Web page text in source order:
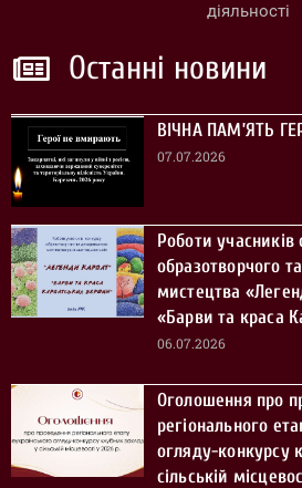
діяльності
Останні новини
ВІЧНА ПАМ’ЯТЬ
07.07.2026
Роботи учасників
образотворчого
мистецтва
«Барви та краса
06.07.2026
Оголошення про
регіонального
огляду-конкурсу
сільській